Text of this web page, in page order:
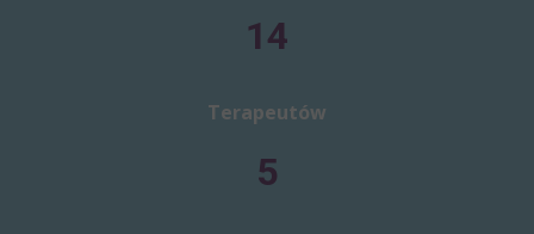
14
Terapeutów
5